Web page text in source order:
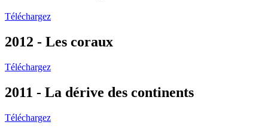
Téléchargez
2012 - Les coraux
Téléchargez
2011 - La dérive des continents
Téléchargez